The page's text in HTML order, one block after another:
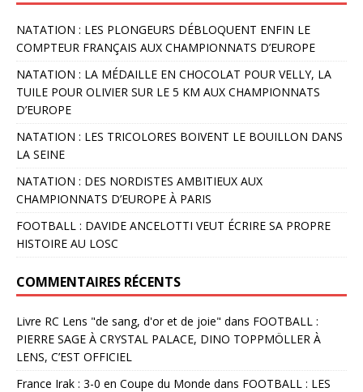
NATATION : LES PLONGEURS DÉBLOQUENT ENFIN LE
COMPTEUR FRANÇAIS AUX CHAMPIONNATS D’EUROPE
NATATION : LA MÉDAILLE EN CHOCOLAT POUR VELLY, LA
TUILE POUR OLIVIER SUR LE 5 KM AUX CHAMPIONNATS
D’EUROPE
NATATION : LES TRICOLORES BOIVENT LE BOUILLON DANS
LA SEINE
NATATION : DES NORDISTES AMBITIEUX AUX
CHAMPIONNATS D’EUROPE À PARIS
FOOTBALL : DAVIDE ANCELOTTI VEUT ÉCRIRE SA PROPRE
HISTOIRE AU LOSC
COMMENTAIRES RÉCENTS
Livre RC Lens "de sang, d'or et de joie" dans FOOTBALL :
PIERRE SAGE À CRYSTAL PALACE, DINO TOPPMÖLLER À
LENS, C’EST OFFICIEL
France Irak : 3-0 en Coupe du Monde dans FOOTBALL : LES